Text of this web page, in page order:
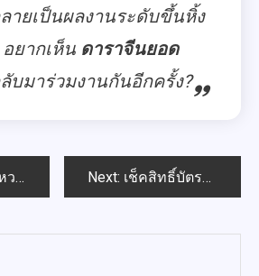
ายเป็นผลงานระดับขึ้นหิ้ง
ยากเห็น ดาราจีนยอด
บมาร่วมงานกันอีกครั้ง?
ม 2569 ออกอีกแล้ว Next: เช็คสิทธิ์บัตรสวัสดิการแห่งรัฐ 69 ใช้เลขบัตรประชาชน 13 หลัก รู้ผลทันที